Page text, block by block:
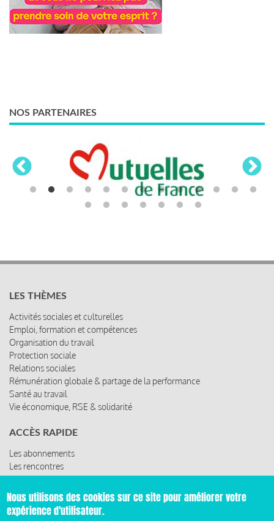
NOS PARTENAIRES
LES THÈMES
Activités sociales et culturelles
Emploi, formation et compétences
Organisation du travail
Protection sociale
Relations sociales
Rémunération globale & partage de la performance
Santé au travail
Vie économique, RSE & solidarité
ACCÈS RAPIDE
Les abonnements
Les rencontres
Les ressources
Nous utilisons des cookies sur ce site pour améliorer votre
expérience d'utilisateur.